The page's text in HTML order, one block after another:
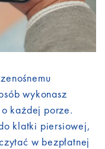
wykonasz
każdej porze.
klatki piersiowej,
w bezpłatnej